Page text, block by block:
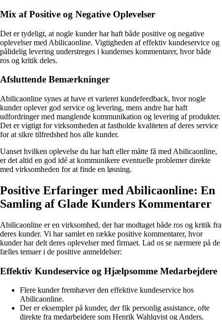
Mix af Positive og Negative Oplevelser
Det er tydeligt, at nogle kunder har haft både positive og negative
oplevelser med Abilicaonline. Vigtigheden af effektiv kundeservice og
pålidelig levering understreges i kundernes kommentarer, hvor både
ros og kritik deles.
Afsluttende Bemærkninger
Abilicaonline synes at have et varieret kundefeedback, hvor nogle
kunder oplever god service og levering, mens andre har haft
udfordringer med manglende kommunikation og levering af produkter.
Det er vigtigt for virksomheden at fastholde kvaliteten af deres service
for at sikre tilfredshed hos alle kunder.
Uanset hvilken oplevelse du har haft eller måtte få med Abilicaonline,
er det altid en god idé at kommunikere eventuelle problemer direkte
med virksomheden for at finde en løsning.
Positive Erfaringer med Abilicaonline: En
Samling af Glade Kunders Kommentarer
Abilicaonline er en virksomhed, der har modtaget både ros og kritik fra
deres kunder. Vi har samlet en række positive kommentarer, hvor
kunder har delt deres oplevelser med firmaet. Lad os se nærmere på de
fælles temaer i de positive anmeldelser:
Effektiv Kundeservice og Hjælpsomme Medarbejdere
Flere kunder fremhæver den effektive kundeservice hos
Abilicaonline.
Der er eksempler på kunder, der fik personlig assistance, ofte
direkte fra medarbejdere som Henrik Wahlqvist og Anders.